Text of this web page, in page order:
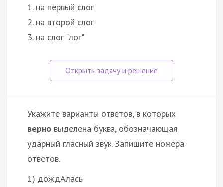
1. на первый слог
2. на второй слог
3. на слог "лог"
Укажите варианты ответов, в которых
верно выделена буква, обозначающая
ударный гласный звук. Запишите номера
ответов.
1) дождАлась